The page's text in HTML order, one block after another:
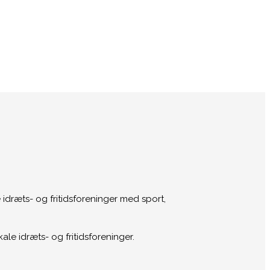
og fritidsforeninger med sport,
idræts- og fritidsforeninger.